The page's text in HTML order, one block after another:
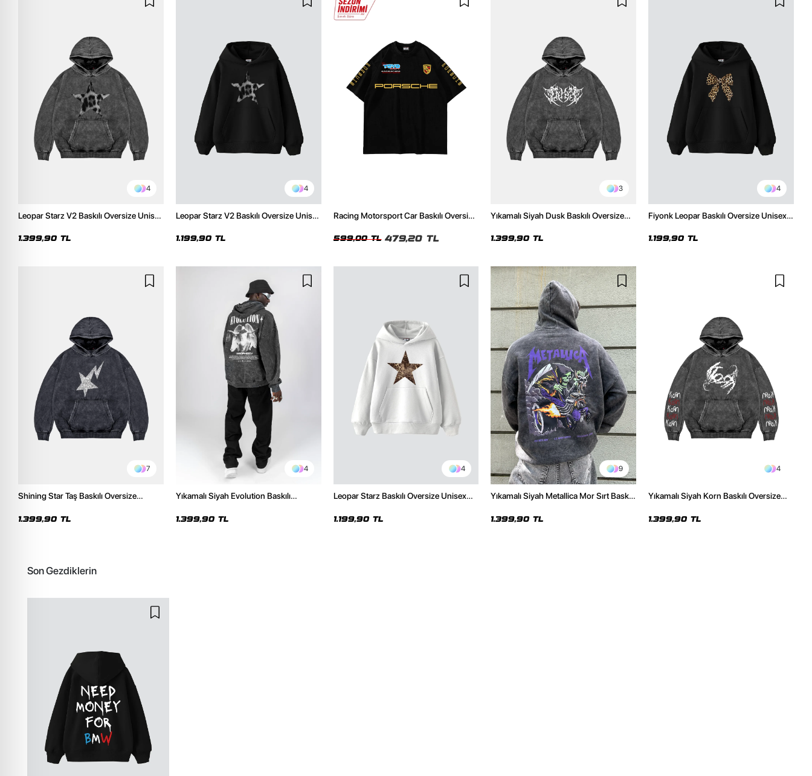
4
Leopar Starz V2 Baskılı Oversize Unisex
1.399,90 TL
4
Leopar Starz V2 Baskılı Oversize Unisex
1.199,90 TL
Racing Motorsport Car Baskılı Oversize
599,00 TL 479,20 TL
3
Yıkamalı Siyah Dusk Baskılı Oversize
1.399,90 TL
4
Fiyonk Leopar Baskılı Oversize Unisex
1.199,90 TL
7
Shining Star Taş Baskılı Oversize
1.399,90 TL
4
Yıkamalı Siyah Evolution Baskılı
1.399,90 TL
4
Leopar Starz Baskılı Oversize Unisex
1.199,90 TL
9
Yıkamalı Siyah Metallica Mor Sırt Baskılı
1.399,90 TL
4
Yıkamalı Siyah Korn Baskılı Oversize
1.399,90 TL
Son Gezdiklerin